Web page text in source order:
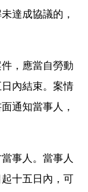
達成協議的，
，應當自勞動
內結束。案情
通知當事人，
事人。當事人
十五日內，可